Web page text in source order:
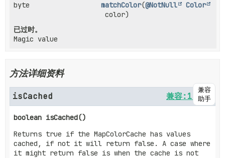
byte
matchColor(@NotNull
Color
color)
已过时。
Magic value
方法详细资料
isCached 兼容:1.19+
boolean isCached()
Returns true if the MapColorCache has values
cached, if not it will return false. A case where
it might return false is when the cache is not
兼容
助手